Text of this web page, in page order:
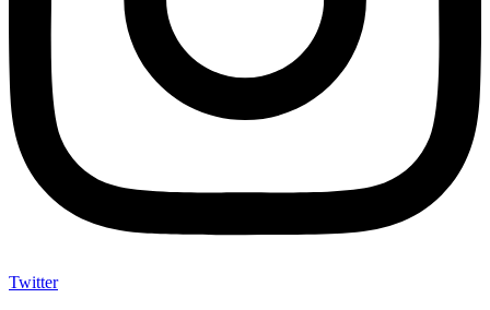
Twitter